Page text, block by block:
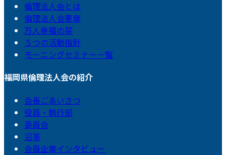
倫理法人会とは
倫理法人会憲章
万人幸福の栞
５つの活動指針
モーニングセミナー一覧
福岡県倫理法人会の紹介
会長ごあいさつ
役員・執行部
委員会
沿革
会員企業インタビュー